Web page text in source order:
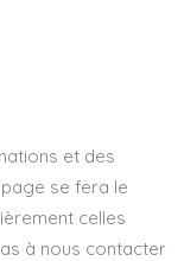
et des
se fera le
celles
à nous contacter